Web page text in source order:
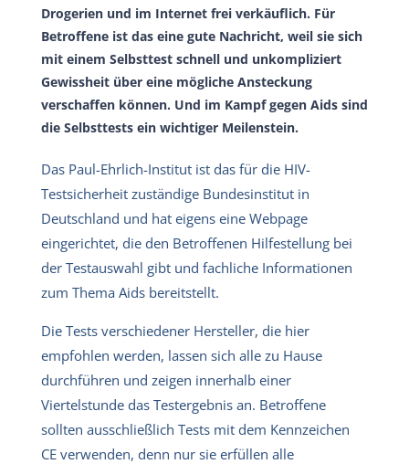
Drogerien und im Internet frei verkäuflich. Für
Betroffene ist das eine gute Nachricht, weil sie sich
mit einem Selbsttest schnell und unkompliziert
Gewissheit über eine mögliche Ansteckung
verschaffen können. Und im Kampf gegen Aids sind
die Selbsttests ein wichtiger Meilenstein.
Das Paul-Ehrlich-Institut ist das für die HIV-
Testsicherheit zuständige Bundesinstitut in
Deutschland und hat eigens eine Webpage
eingerichtet, die den Betroffenen Hilfestellung bei
der Testauswahl gibt und fachliche Informationen
zum Thema Aids bereitstellt.
Die Tests verschiedener Hersteller, die hier
empfohlen werden, lassen sich alle zu Hause
durchführen und zeigen innerhalb einer
Viertelstunde das Testergebnis an. Betroffene
sollten ausschließlich Tests mit dem Kennzeichen
CE verwenden, denn nur sie erfüllen alle